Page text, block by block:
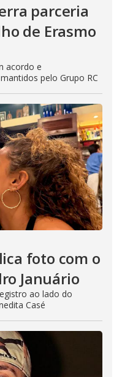
parceria
de Erasmo
acordo e
pelo Grupo RC
foto com o
Januário
ao lado do
Casé